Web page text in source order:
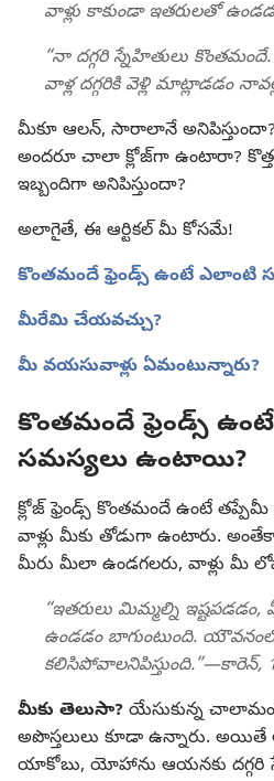
వాళ్లు కాకుండా ఇతరులతో
“నా దగ్గరి స్నేహితులు
వాళ్ల దగ్గరికి వెళ్లి మాట్లాడడం
మీకూ ఆలన్‌, సారాలానే
అందరూ చాలా క్లోజ్‌గా ఉంటారా?
ఇబ్బందిగా అనిపిస్తుందా?
అలాగైతే, ఈ ఆర్టికల్‌ మీ కోసమే!
కొంతమందే ఫ్రెండ్స్‌ ఉంటే
మీరేమి చేయవచ్చు?
మీ వయసువాళ్లు ఏమంటున్నారు?
కొంతమందే ఫ్రెండ్స్‌
సమస్యలు ఉంటాయి?
క్లోజ్‌ ఫ్రెండ్స్‌ కొంతమందే ఉంటే
వాళ్లు మీకు తోడుగా ఉంటారు.
మీరు మీలా ఉండగలరు, వాళ్లు మీ
“ఇతరులు మిమ్మల్ని ఇష్టపడడం,
ఉండడం బాగుంటుంది.
కలిసిపోవాలనిపిస్తుంది.”—కారెన్‌,
మీకు తెలుసా? యేసుకున్న
అపొస్తలులు కూడా ఉన్నారు. అయితే
యాకోబు, యోహాను ఆయనకు దగ్గరి